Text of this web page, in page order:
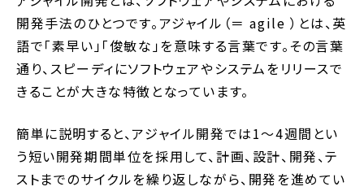
開発手法のひとつです。アジャイル（＝ agile ）とは、英
語で「素早い」「俊敏な」を意味する言葉です。その言葉
通り、スピーディにソフトウェアやシステムをリリースで
きることが大きな特徴となっています。
簡単に説明すると、アジャイル開発では1～4週間とい
う短い開発期間単位を採用して、計画、設計、開発、テ
ストまでのサイクルを繰り返しながら、開発を進めてい